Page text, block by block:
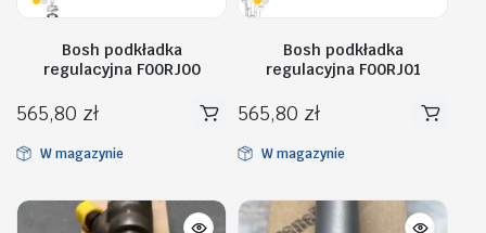
Bosh podkładka
regulacyjna F00RJ00
565,80 zł
W magazynie
Bosh podkładka
regulacyjna F00RJ01
565,80 zł
W magazynie